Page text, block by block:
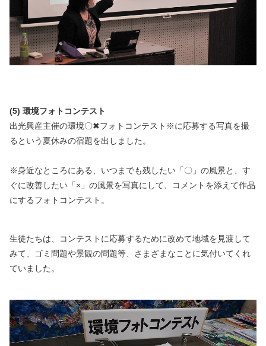
(5) 環境フォトコンテスト
出光興産主催の環境〇✖フォトコンテスト※に応募する写真を撮
るという夏休みの宿題を出しました。
※身近なところにある、いつまでも残したい「〇」の風景と、す
ぐに改善したい「×」の風景を写真にして、コメントを添えて作品
にするフォトコンテスト。
生徒たちは、コンテストに応募するために改めて地域を見渡して
みて、ゴミ問題や景観の問題等、さまざまなことに気付いてくれ
ていました。